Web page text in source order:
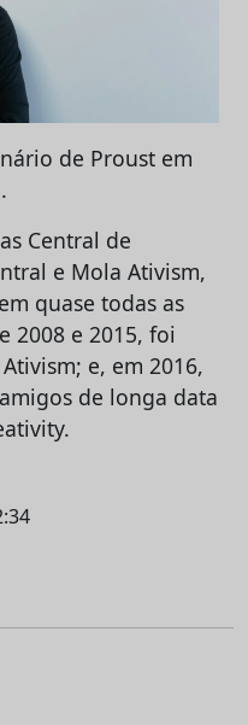
de Proust em
Central de
e Mola Ativism,
quase todas as
2008 e 2015, foi
e, em 2016,
de longa data